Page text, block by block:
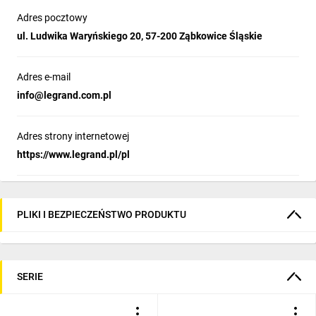
Adres pocztowy
ul. Ludwika Waryńskiego 20, 57-200 Ząbkowice Śląskie
Adres e-mail
info@legrand.com.pl
Adres strony internetowej
https://www.legrand.pl/pl
PLIKI I BEZPIECZEŃSTWO PRODUKTU
SERIE